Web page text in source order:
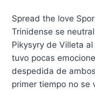
Spread the love
Trinidense se
Pikysyry de Villeta
tuvo pocas
despedida de
primer tiempo no se